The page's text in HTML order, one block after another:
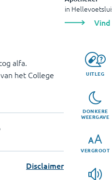
in
UITLEG
DONKERE
WEERGAVE
VERGROOT
alfa.
het College
Disclaimer